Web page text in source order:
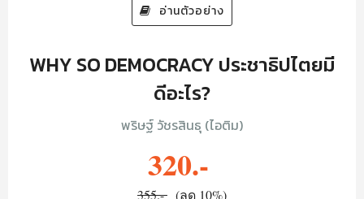
อ่านตัวอย่าง
WHY SO DEMOCRACY ประชาธิปไตยมี
ดีอะไร?
พริษฐ์ วัชรสินธุ (ไอติม)
320.-
355.- (ลด 10%)